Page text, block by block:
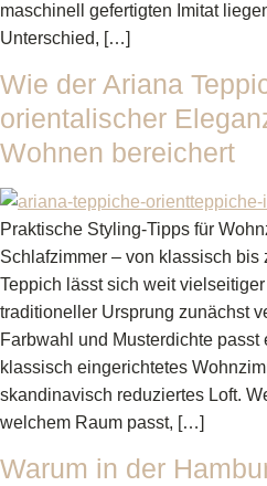
maschinell gefertigten Imitat
Unterschied, […]
Wie der Ariana
orientalischer
Wohnen bereichert
Praktische Styling-Tipps für
Schlafzimmer – von klassisch
Teppich lässt sich weit
traditioneller Ursprung zunächst
Farbwahl und Musterdichte passt
klassisch eingerichtetes
skandinavisch reduziertes Loft.
welchem Raum passt, […]
Warum in der